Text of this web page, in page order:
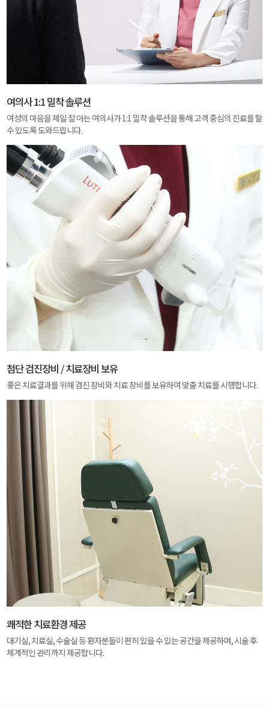
여의사 1:1 밀착 솔루션
여성의 마음을 제일 잘 아는 여의사가 1:1 밀착 솔루션을 통해 고객 중심의 진료를 할
수 있도록 도와드립니다.
첨단 검진장비 / 치료장비 보유
좋은 치료결과를 위해 검진 장비와 치료 장비를 보유하여 맞춤 치료를 시행합니다.
쾌적한 치료환경 제공
대기실, 치료실, 수술실 등 환자분들이 편히 있을 수 있는 공간을 제공하며, 시술 후
체계적인 관리까지 제공합니다.